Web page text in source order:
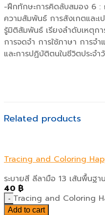
-ฝึกทักษะการคิดลับสมอง 6 :
ความสัมพันธ์ การสังเกตและ
รู้มิติสัมพันธ์ เรียงลำดับเหตุก
การจดจำ การใช้ภาษา การ
และการปฏิบัติตนในชีวิตประจ
Related products
Tracing and Coloring
ระบายสี ลีลามือ 13 เส้นพื้นฐ
40 ฿
Tracing and Coloring
Add to cart